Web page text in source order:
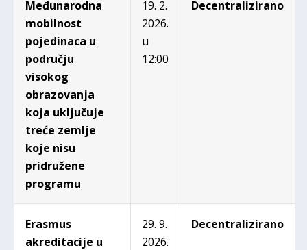
Međunarodna
mobilnost
pojedinaca u
području
visokog
obrazovanja
koja uključuje
treće zemlje
koje nisu
pridružene
programu
19. 2.
2026.
u
12:00
Decentralizirano
Erasmus
akreditacije u
29. 9.
2026.
Decentralizirano